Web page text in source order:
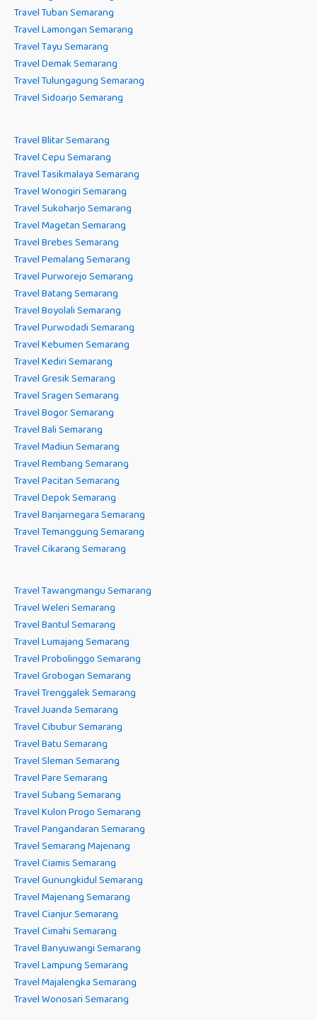
Travel Tuban Semarang
Travel Lamongan Semarang
Travel Tayu Semarang
Travel Demak Semarang
Travel Tulungagung Semarang
Travel Sidoarjo Semarang
Travel Blitar Semarang
Travel Cepu Semarang
Travel Tasikmalaya Semarang
Travel Wonogiri Semarang
Travel Sukoharjo Semarang
Travel Magetan Semarang
Travel Brebes Semarang
Travel Pemalang Semarang
Travel Purworejo Semarang
Travel Batang Semarang
Travel Boyolali Semarang
Travel Purwodadi Semarang
Travel Kebumen Semarang
Travel Kediri Semarang
Travel Gresik Semarang
Travel Sragen Semarang
Travel Bogor Semarang
Travel Bali Semarang
Travel Madiun Semarang
Travel Rembang Semarang
Travel Pacitan Semarang
Travel Depok Semarang
Travel Banjarnegara Semarang
Travel Temanggung Semarang
Travel Cikarang Semarang
Travel Tawangmangu Semarang
Travel Weleri Semarang
Travel Bantul Semarang
Travel Lumajang Semarang
Travel Probolinggo Semarang
Travel Grobogan Semarang
Travel Trenggalek Semarang
Travel Juanda Semarang
Travel Cibubur Semarang
Travel Batu Semarang
Travel Sleman Semarang
Travel Pare Semarang
Travel Subang Semarang
Travel Kulon Progo Semarang
Travel Pangandaran Semarang
Travel Semarang Majenang
Travel Ciamis Semarang
Travel Gunungkidul Semarang
Travel Majenang Semarang
Travel Cianjur Semarang
Travel Cimahi Semarang
Travel Banyuwangi Semarang
Travel Lampung Semarang
Travel Majalengka Semarang
Travel Wonosari Semarang